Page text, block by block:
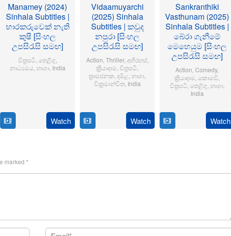
Manamey (2024)
Sinhala Subtitles |
භාරකරුවෙක් නැති
කුෂී [සිංහල
උපසිරැසි සමඟ]
චිත්‍රපටි තෙළිගු
නාට්‍යමය භාශා, India
Watch
Vidaamuyarchi
(2025) Sinhala
Subtitles | කවුද
නපුරා [සිංහල
උපසිරැසි සමඟ]
Action Thriller, අභිරහස්,
ක්‍රියාදාම චිත්‍රපටි
ත්‍රාසජනක දමිළ භාශා
වික්‍රමාන්විත, India
Feb
2025
Thirumeni
Watch
Sankranthiki
Vasthunam (2025)
Sinhala Subtitles |
බේරා ගැනීමේ
මෙහෙයුම [සිංහල
උපසිරැසි සමඟ]
Action Comedy,
ක්‍රියාදාම කොමඩි
චිත්‍රපටි තෙළිගු භාශා,
India
2025
Anil
Ravipudi
Watch
marked *